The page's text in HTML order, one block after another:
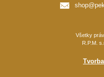
Všetky
R.P.M.